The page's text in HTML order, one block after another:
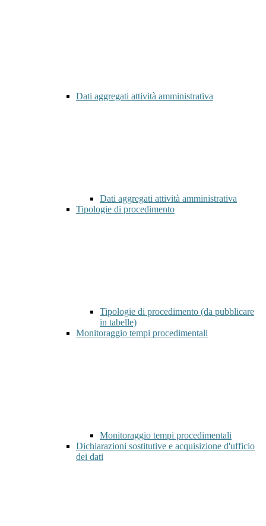
Dati aggregati attività amministrativa
Dati aggregati attività amministrativa
Tipologie di procedimento
Tipologie di procedimento (da pubblicare
in tabelle)
Monitoraggio tempi procedimentali
Monitoraggio tempi procedimentali
Dichiarazioni sostitutive e acquisizione d'ufficio
dei dati